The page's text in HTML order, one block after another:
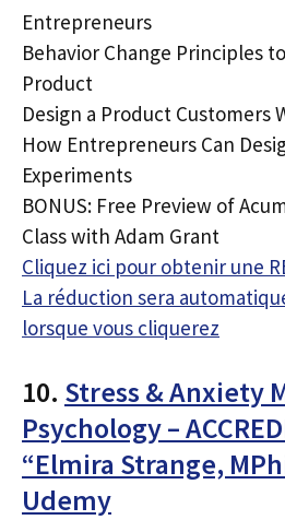
Entrepreneurs
Behavior Change Principles
Product
Design a Product Customers
How Entrepreneurs Can
Experiments
BONUS: Free Preview of
Class with Adam Grant
Cliquez ici pour obtenir une
La réduction sera
lorsque vous cliquerez
10. Stress & Anxiety
Psychology –
“Elmira Strange,
Udemy